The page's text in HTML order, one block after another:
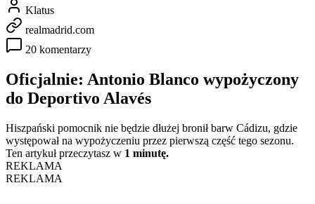
Klatus
realmadrid.com
20 komentarzy
Oficjalnie: Antonio Blanco wypożyczony
do Deportivo Alavés
Hiszpański pomocnik nie będzie dłużej bronił barw Cádizu, gdzie
występował na wypożyczeniu przez pierwszą część tego sezonu.
Ten artykuł przeczytasz w 1 minutę.
REKLAMA
REKLAMA